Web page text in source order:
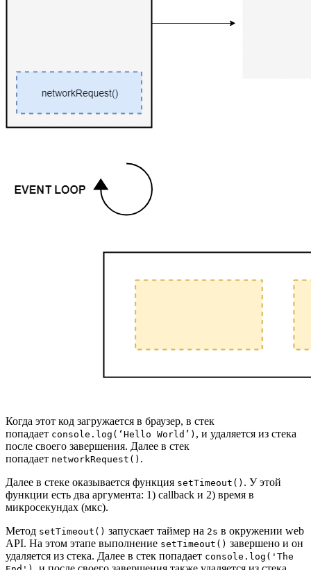
Когда этот код загружается в браузер, в стек
попадает console.log(‘Hello World’) , и удаляется из стека
после своего завершения. Далее в стек
попадает networkRequest() .
Далее в стеке оказывается функция setTimeout() . У этой
функции есть два аргумента: 1) callback и 2) время в
микросекундах (мкс).
Метод setTimeout() запускает таймер на 2s в окружении web
API. На этом этапе выполнение setTimeout() завершено и он
удаляется из стека. Далее в стек попадает console.log('The